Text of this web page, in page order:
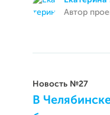
Автор
Новость №27
В